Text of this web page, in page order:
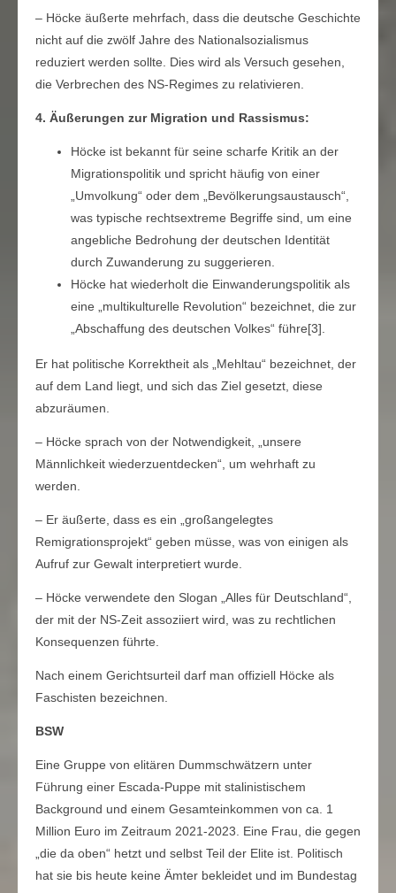
– Höcke äußerte mehrfach, dass die deutsche Geschichte
nicht auf die zwölf Jahre des Nationalsozialismus
reduziert werden sollte. Dies wird als Versuch gesehen,
die Verbrechen des NS-Regimes zu relativieren.
4. Äußerungen zur Migration und Rassismus:
Höcke ist bekannt für seine scharfe Kritik an der
Migrationspolitik und spricht häufig von einer
„Umvolkung“ oder dem „Bevölkerungsaustausch“,
was typische rechtsextreme Begriffe sind, um eine
angebliche Bedrohung der deutschen Identität
durch Zuwanderung zu suggerieren.
Höcke hat wiederholt die Einwanderungspolitik als
eine „multikulturelle Revolution“ bezeichnet, die zur
„Abschaffung des deutschen Volkes“ führe[3].
Er hat politische Korrektheit als „Mehltau“ bezeichnet, der
auf dem Land liegt, und sich das Ziel gesetzt, diese
abzuräumen.
– Höcke sprach von der Notwendigkeit, „unsere
Männlichkeit wiederzuentdecken“, um wehrhaft zu
werden.
– Er äußerte, dass es ein „großangelegtes
Remigrationsprojekt“ geben müsse, was von einigen als
Aufruf zur Gewalt interpretiert wurde.
– Höcke verwendete den Slogan „Alles für Deutschland“,
der mit der NS-Zeit assoziiert wird, was zu rechtlichen
Konsequenzen führte.
Nach einem Gerichtsurteil darf man offiziell Höcke als
Faschisten bezeichnen.
BSW
Eine Gruppe von elitären Dummschwätzern unter
Führung einer Escada-Puppe mit stalinistischem
Background und einem Gesamteinkommen von ca. 1
Million Euro im Zeitraum 2021-2023. Eine Frau, die gegen
„die da oben“ hetzt und selbst Teil der Elite ist. Politisch
hat sie bis heute keine Ämter bekleidet und im Bundestag